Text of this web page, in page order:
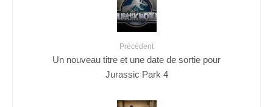
Précédent
Un nouveau titre et une date de sortie pour
Jurassic Park 4